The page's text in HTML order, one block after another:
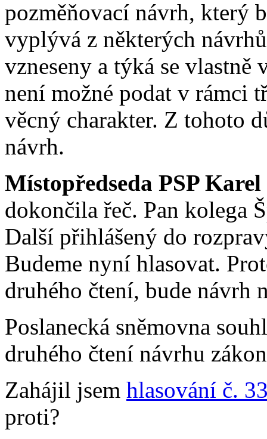
pozměňovací návrh, který
vyplývá z některých
vzneseny a týká se
není možné podat v rámci
věcný charakter. Z tohoto
návrh.
Místopředseda PSP
dokončila řeč. Pan kolega
Další přihlášený do
Budeme nyní hlasovat.
druhého čtení, bude návrh
Poslanecká sněmovna
druhého čtení návrhu
Zahájil jsem hlasování č.
proti?